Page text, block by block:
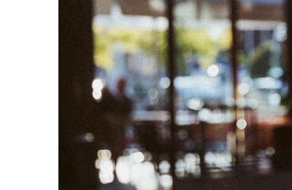
05
06
12
13
19
20
26
27